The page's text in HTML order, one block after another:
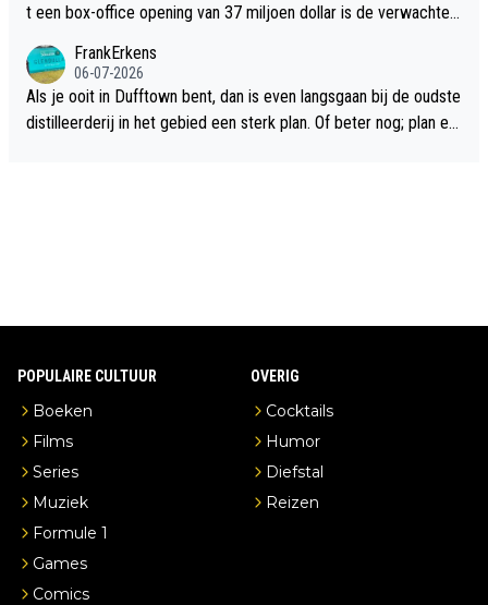
t een box-office opening van 37 miljoen dollar is de verwachte
FrankErkens
06-07-2026
Als je ooit in Dufftown bent, dan is even langsgaan bij de oudste
distilleerderij in het gebied een sterk plan. Of beter nog; plan ee
POPULAIRE CULTUUR
Boeken
Films
Series
Muziek
Formule 1
Games
Comics
OVERIG
Cocktails
Humor
Diefstal
Reizen